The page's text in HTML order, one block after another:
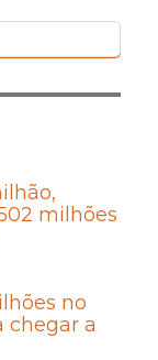
milhões
no
chegar a